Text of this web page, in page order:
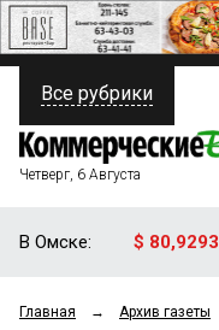
ПОЛИТИКА
ФИНАНСЫ
ОБЩЕСТВО
Все рубрики
Четверг, 6 Августа
В Омске: $ 80,9293
Главная → Архив газеты